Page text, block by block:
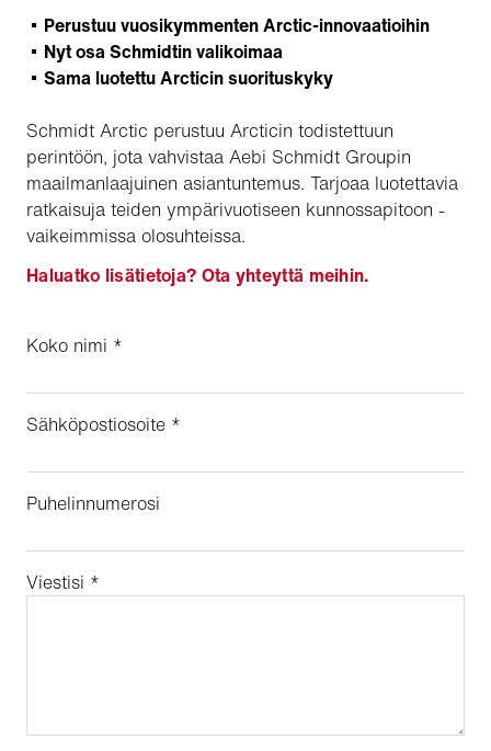
Perustuu vuosikymmenten Arctic-innovaatioihin
Nyt osa Schmidtin valikoimaa
Sama luotettu Arcticin suorituskyky
Schmidt Arctic perustuu Arcticin todistettuun
perintöön, jota vahvistaa Aebi Schmidt Groupin
maailmanlaajuinen asiantuntemus. Tarjoaa luotettavia
ratkaisuja teiden ympärivuotiseen kunnossapitoon -
vaikeimmissa olosuhteissa.
Haluatko lisätietoja? Ota yhteyttä meihin.
Koko nimi *
Sähköpostiosoite *
Puhelinnumerosi
Viestisi *